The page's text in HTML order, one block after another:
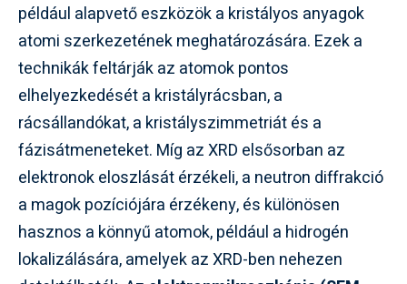
például alapvető eszközök a kristályos anyagok
atomi szerkezetének meghatározására. Ezek a
technikák feltárják az atomok pontos
elhelyezkedését a kristályrácsban, a
rácsállandókat, a kristályszimmetriát és a
fázisátmeneteket. Míg az XRD elsősorban az
elektronok eloszlását érzékeli, a neutron diffrakció
a magok pozíciójára érzékeny, és különösen
hasznos a könnyű atomok, például a hidrogén
lokalizálására, amelyek az XRD-ben nehezen